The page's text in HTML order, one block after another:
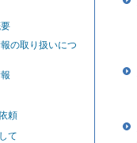
の取り扱いにつ
頼
て